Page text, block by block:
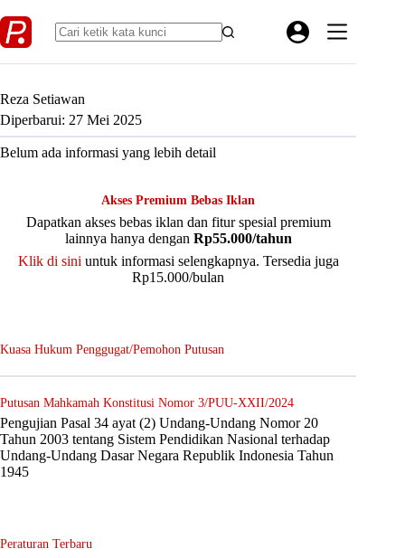
to
content
Reza Setiawan
Diperbarui: 27 Mei 2025
Belum ada informasi yang lebih detail
Akses Premium Bebas Iklan
Dapatkan akses bebas iklan dan fitur spesial premium
lainnya hanya dengan Rp55.000/tahun
Klik di sini untuk informasi selengkapnya. Tersedia juga
Rp15.000/bulan
Kuasa Hukum Penggugat/Pemohon Putusan
Putusan Mahkamah Konstitusi Nomor 3/PUU-XXII/2024
Pengujian Pasal 34 ayat (2) Undang-Undang Nomor 20
Tahun 2003 tentang Sistem Pendidikan Nasional terhadap
Undang-Undang Dasar Negara Republik Indonesia Tahun
1945
Peraturan Terbaru